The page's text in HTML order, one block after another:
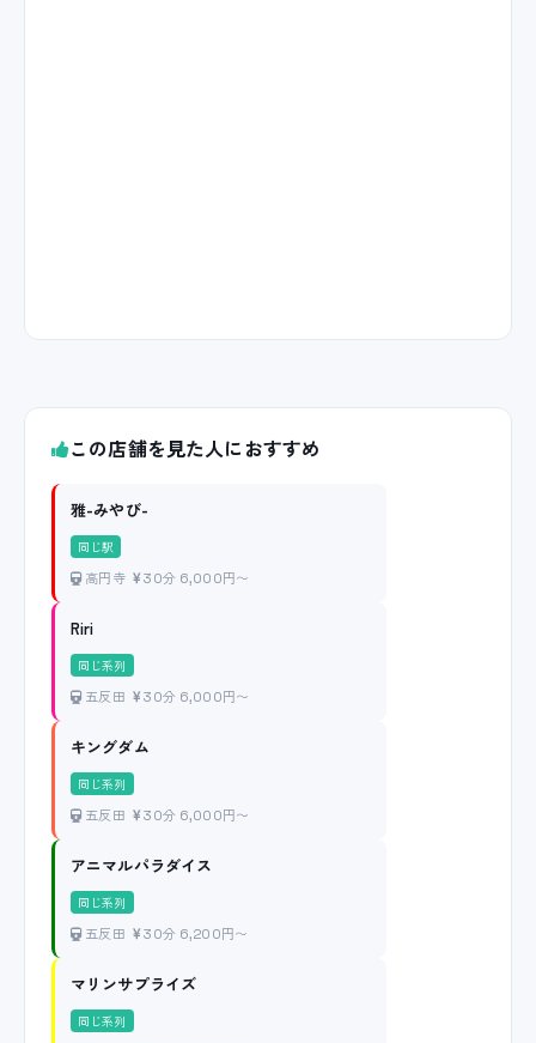
この店舗を見た人におすすめ
雅-みやび-
同じ駅
高円寺 30分 6,000円〜
Riri
同じ系列
五反田 30分 6,000円〜
キングダム
同じ系列
五反田 30分 6,000円〜
アニマルパラダイス
同じ系列
五反田 30分 6,200円〜
マリンサプライズ
同じ系列